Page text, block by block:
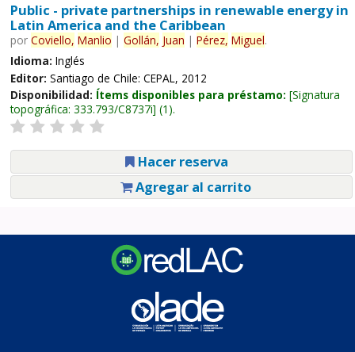
Public - private partnerships in renewable energy in
Latin America and the Caribbean
por Coviello, Manlio | Gollán, Juan | Pérez, Miguel.
Idioma: Inglés
Editor: Santiago de Chile: CEPAL, 2012
Disponibilidad: Ítems disponibles para préstamo: Signatura
topográfica: 333.793/C8737i (1).
Hacer reserva
Agregar al carrito